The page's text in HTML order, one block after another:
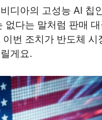
디아의 고성능 AI 칩
없다는 말처럼 판매
번 조치가 반도체
게요.